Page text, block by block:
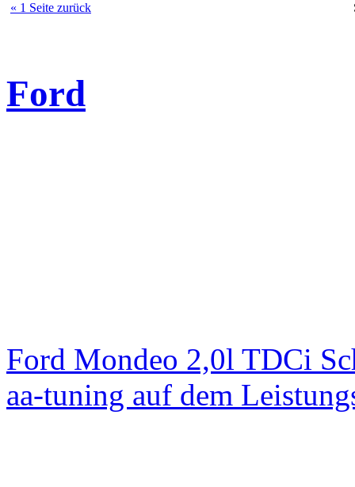
« 1 Seite zurück
Ford
Ford Mondeo 2,0l TDCi
aa-tuning auf dem